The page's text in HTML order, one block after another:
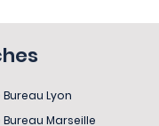
Lyon
Marseille